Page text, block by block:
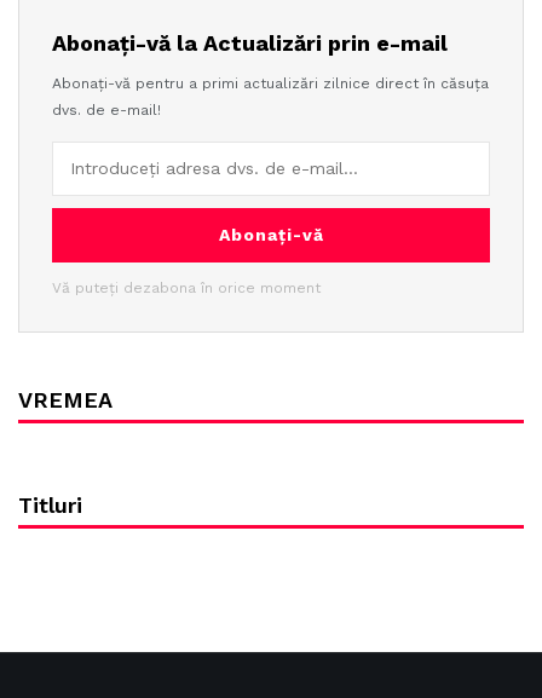
Abonați-vă la Actualizări prin e-mail
Abonați-vă pentru a primi actualizări zilnice direct în căsuța
dvs. de e-mail!
Abonați-vă
Vă puteți dezabona în orice moment
VREMEA
Titluri